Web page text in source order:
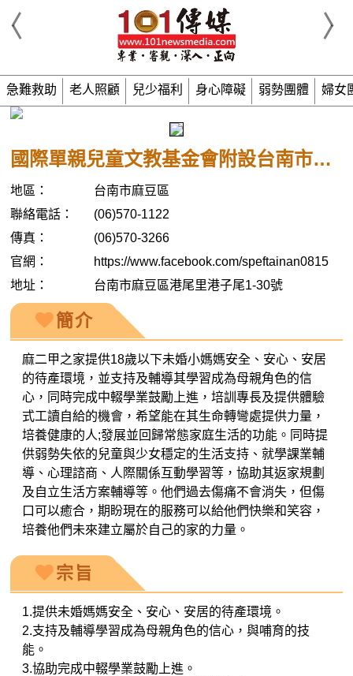
急難救助 老人照顧 兒少福利 身心障礙 弱勢團體 婦女
國際單親兒童文教基金會附設台南市私立麻二甲之家
地區：
台南市麻豆區
聯絡電話：
(06)570-1122
傳真：
(06)570-3266
官網：
https://www.facebook.com/speftainan0815
地址：
台南市麻豆區港尾里港子尾1-30號
簡介
麻二甲之家提供18歲以下未婚小媽媽安全、安心、安居
的待產環境，並支持及輔導其學習成為母親角色的信
心，同時完成中輟學業鼓勵上進，培訓專長及提供體驗
式工讀自給的機會，希望能在其生命轉彎處提供力量，
培養健康的人;發展並回歸常態家庭生活的功能。同時提
供弱勢失依的兒童與少女穩定的生活支持、就學課業輔
導、心理諮商、人際關係互動學習等，協助其返家規劃
及自立生活方案輔導等。他們過去傷痛不會消失，但傷
口可以癒合，期盼現在的服務可以給他們快樂和笑容，
培養他們未來建立屬於自己的家的力量。
宗旨
1.提供未婚媽媽安全、安心、安居的待產環境。
2.支持及輔導學習成為母親角色的信心，與哺育的技
能。
3.協助完成中輟學業鼓勵上進。